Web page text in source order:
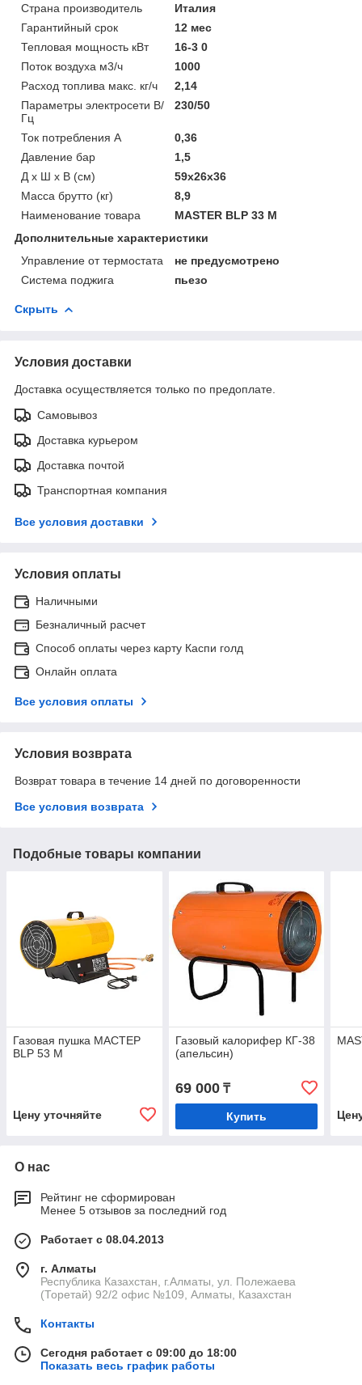
Страна производитель
Италия
Гарантийный срок
12 мес
Тепловая мощность кВт
16-3 0
Поток воздуха м3/ч
1000
Расход топлива макс. кг/ч
2,14
Параметры электросети В/
Гц
230/50
Ток потребления A
0,36
Давление бар
1,5
Д х Ш х В (см)
59x26x36
Масса брутто (кг)
8,9
Наименование товара
MASTER BLP 33 M
Дополнительные характеристики
Управление от термостата
не предусмотрено
Система поджига
пьезо
Скрыть
Условия доставки
Доставка осуществляется только по предоплате.
Самовывоз
Доставка курьером
Доставка почтой
Транспортная компания
Все условия доставки
Условия оплаты
Наличными
Безналичный расчет
Способ оплаты через карту Каспи голд
Онлайн оплата
Все условия оплаты
Условия возврата
Возврат товара в течение 14 дней по договоренности
Все условия возврата
Подобные товары компании
Газовая пушка МАСТЕР
BLP 53 M
Цену уточняйте
Газовый калорифер КГ-38
(апельсин)
69 000₸
Купить
О нас
Рейтинг не сформирован
Менее 5 отзывов за последний год
Работает с 08.04.2013
г. Алматы
Республика Казахстан, г.Алматы, ул. Полежаева
(Торетай) 92/2 офис №109, Алматы, Казахстан
Контакты
Сегодня работает с 09:00 до 18:00
Показать весь график работы